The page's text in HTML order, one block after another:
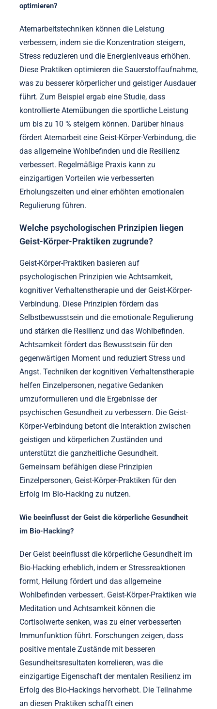
optimieren?
Atemarbeitstechniken können die Leistung
verbessern, indem sie die Konzentration steigern,
Stress reduzieren und die Energieniveaus erhöhen.
Diese Praktiken optimieren die Sauerstoffaufnahme,
was zu besserer körperlicher und geistiger Ausdauer
führt. Zum Beispiel ergab eine Studie, dass
kontrollierte Atemübungen die sportliche Leistung
um bis zu 10 % steigern können. Darüber hinaus
fördert Atemarbeit eine Geist-Körper-Verbindung, die
das allgemeine Wohlbefinden und die Resilienz
verbessert. Regelmäßige Praxis kann zu
einzigartigen Vorteilen wie verbesserten
Erholungszeiten und einer erhöhten emotionalen
Regulierung führen.
Welche psychologischen Prinzipien liegen
Geist-Körper-Praktiken zugrunde?
Geist-Körper-Praktiken basieren auf
psychologischen Prinzipien wie Achtsamkeit,
kognitiver Verhaltenstherapie und der Geist-Körper-
Verbindung. Diese Prinzipien fördern das
Selbstbewusstsein und die emotionale Regulierung
und stärken die Resilienz und das Wohlbefinden.
Achtsamkeit fördert das Bewusstsein für den
gegenwärtigen Moment und reduziert Stress und
Angst. Techniken der kognitiven Verhaltenstherapie
helfen Einzelpersonen, negative Gedanken
umzuformulieren und die Ergebnisse der
psychischen Gesundheit zu verbessern. Die Geist-
Körper-Verbindung betont die Interaktion zwischen
geistigen und körperlichen Zuständen und
unterstützt die ganzheitliche Gesundheit.
Gemeinsam befähigen diese Prinzipien
Einzelpersonen, Geist-Körper-Praktiken für den
Erfolg im Bio-Hacking zu nutzen.
Wie beeinflusst der Geist die körperliche Gesundheit
im Bio-Hacking?
Der Geist beeinflusst die körperliche Gesundheit im
Bio-Hacking erheblich, indem er Stressreaktionen
formt, Heilung fördert und das allgemeine
Wohlbefinden verbessert. Geist-Körper-Praktiken wie
Meditation und Achtsamkeit können die
Cortisolwerte senken, was zu einer verbesserten
Immunfunktion führt. Forschungen zeigen, dass
positive mentale Zustände mit besseren
Gesundheitsresultaten korrelieren, was die
einzigartige Eigenschaft der mentalen Resilienz im
Erfolg des Bio-Hackings hervorhebt. Die Teilnahme
an diesen Praktiken schafft einen